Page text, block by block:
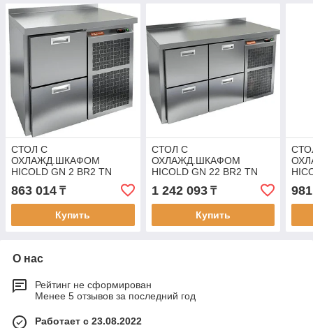
СТОЛ С
ОХЛАЖД.ШКАФОМ
HICOLD GN 2 BR2 TN
863 014 ₸
Купить
СТОЛ С
ОХЛАЖД.ШКАФОМ
HICOLD GN 22 BR2 TN
1 242 093₸
Купить
О нас
Рейтинг не сформирован
Менее 5 отзывов за последний год
Работает с 23.08.2022